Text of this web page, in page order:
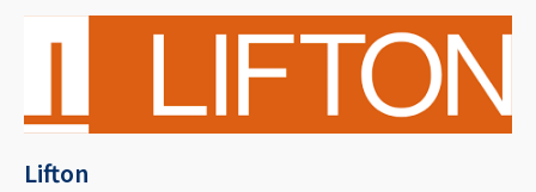
Lifton